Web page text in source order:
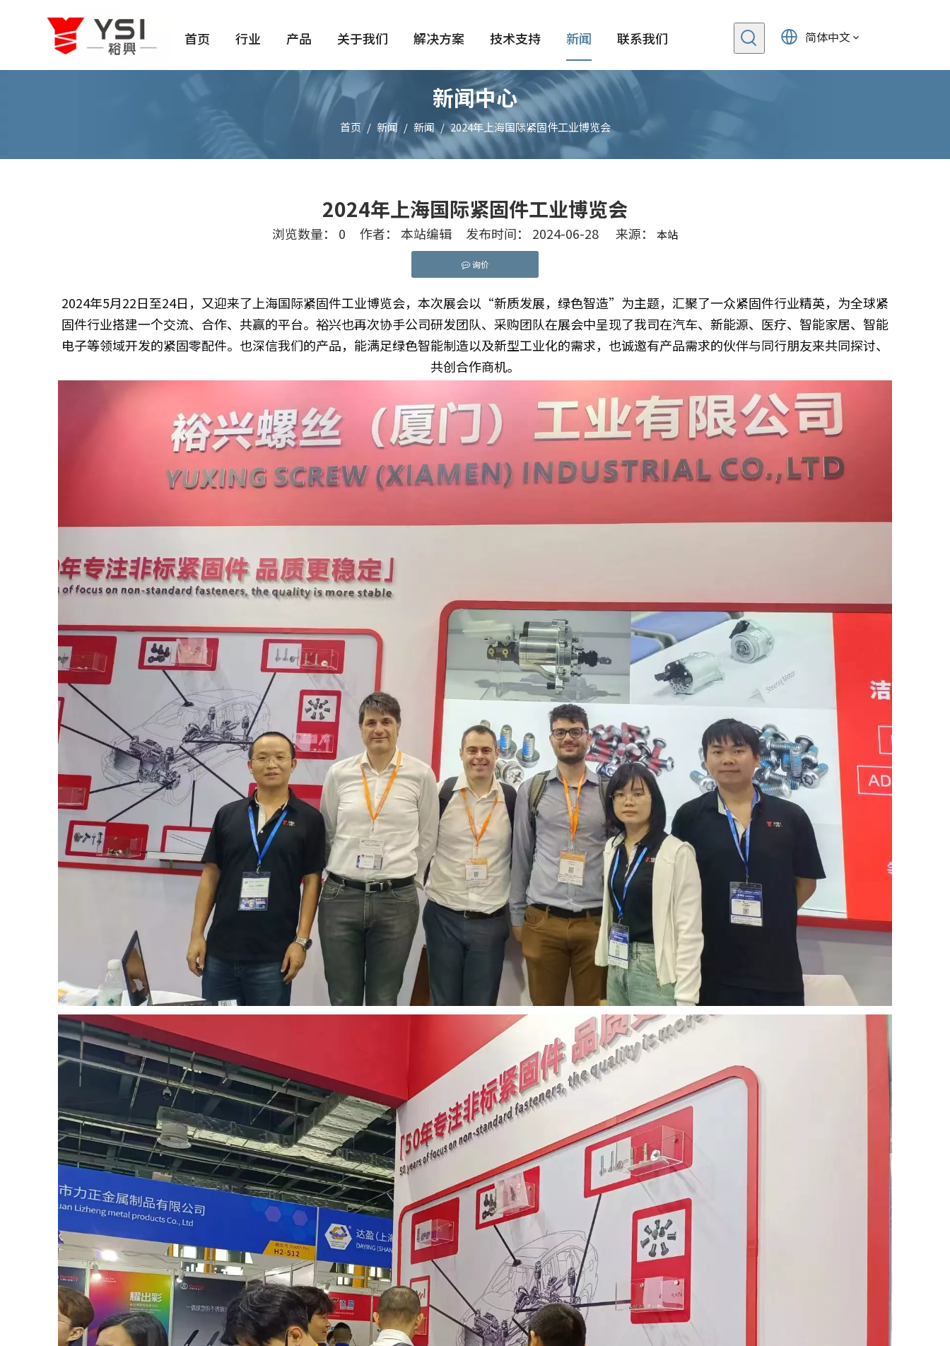
首页 行业 产品 关于我们 解决方案 技术支持 新闻 联系我们 简体中文
新闻中心
首页 / 新闻 / 新闻 / 2024年上海国际紧固件工业博览会
2024年上海国际紧固件工业博览会
浏览数量： 0 作者： 本站编辑 发布时间： 2024-06-28 来源： 本站
询价
["facebook","twitter","line","wechat","linkedin","pinterest","whatsapp"]
2024年5月22日至24日，又迎来了上海国际紧固件工业博览会，本次展会以“新质发展，绿色智造”为主题，汇聚了一众紧固件行业精英，为全球紧
固件行业搭建一个交流、合作、共赢的平台。裕兴也再次协手公司研发团队、采购团队在展会中呈现了我司在汽车、新能源、医疗、智能家居、智能
电子等领域开发的紧固零配件。也深信我们的产品，能满足绿色智能制造以及新型工业化的需求，也诚邀有产品需求的伙伴与同行朋友来共同探讨、
共创合作商机。